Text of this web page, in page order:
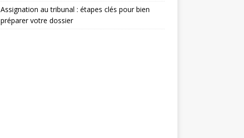
Assignation au tribunal : étapes clés pour bien
préparer votre dossier